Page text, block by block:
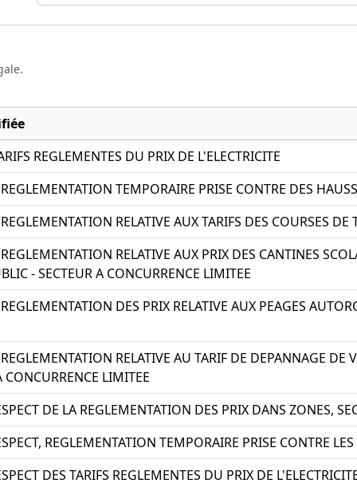
REGLEMENTES DU PRIX DE L'ELECTRICITE
TEMPORAIRE PRISE CONTRE DES
RELATIVE AUX TARIFS DES COURSES
RELATIVE AUX PRIX DES CANTINES
- SECTEUR A CONCURRENCE LIMITEE
DES PRIX RELATIVE AUX PEAGES
RELATIVE AU TARIF DE DEPANNAGE DE
CONCURRENCE LIMITEE
DE LA REGLEMENTATION DES PRIX DANS ZONES,
REGLEMENTATION TEMPORAIRE PRISE CONTRE
DES TARIFS REGLEMENTES DU PRIX DE